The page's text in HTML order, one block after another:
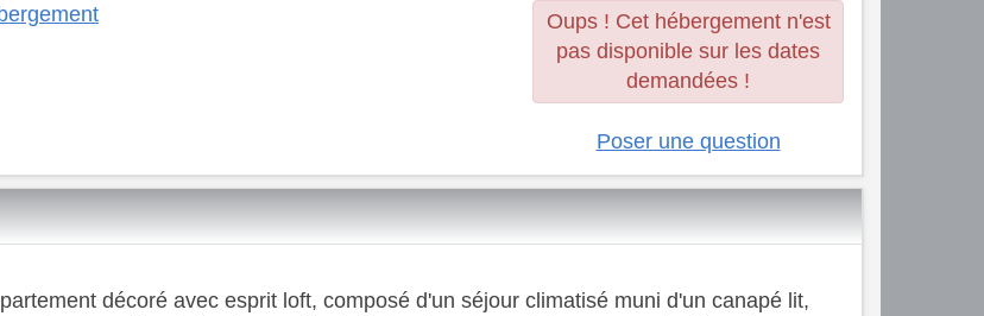
Oups ! Cet hébergement n'est
pas disponible sur les dates
demandées !
Poser une question
décoré avec esprit loft, composé d'un séjour climatisé muni d'un canapé lit,